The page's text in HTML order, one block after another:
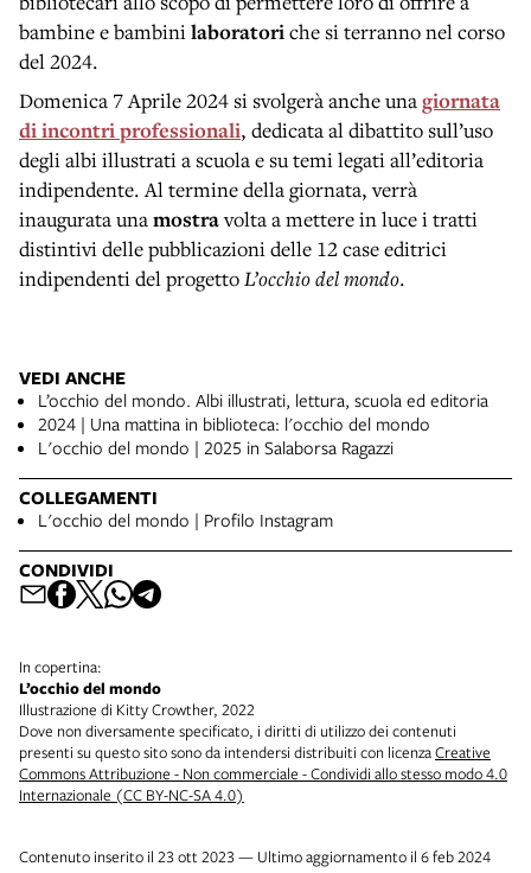
bambine e bambinilaboratoriche si terranno nel corso
del 2024.
Domenica 7 Aprile 2024 si svolgerà anche unagiornata
di incontri professionali, dedicata al dibattito sull’uso
degli albi illustrati a scuola e su temi legati all’editoria
indipendente. Al termine della giornata, verrà
inaugurata unamostravolta a mettere in luce i tratti
distintivi delle pubblicazioni delle 12 case editrici
indipendenti del progettoL’occhio del mondo.
VEDI ANCHE
L’occhio del mondo. Albi illustrati, lettura, scuola ed editoria
2024 | Una mattina in biblioteca: l'occhio del mondo
L'occhio del mondo | 2025 in Salaborsa Ragazzi
COLLEGAMENTI
L'occhio del mondo | Profilo Instagram
CONDIVIDI
In copertina:
L’occhio del mondo
Illustrazione di Kitty Crowther, 2022
Dove non diversamente specificato, i diritti di utilizzo dei contenuti
presenti su questo sito sono da intendersi distribuiti con licenzaCreative
Commons Attribuzione - Non commerciale - Condividi allo stesso modo 4.0
Internazionale (CC BY-NC-SA 4.0)
Contenuto inserito il 23 ott 2023 — Ultimo aggiornamento il 6 feb 2024